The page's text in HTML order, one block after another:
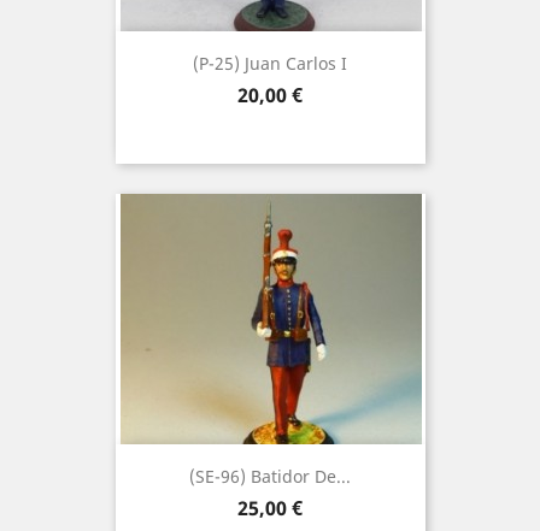
(P-25) Juan Carlos I
Precio
20,00 €
(SE-96) Batidor De...
Precio
25,00 €